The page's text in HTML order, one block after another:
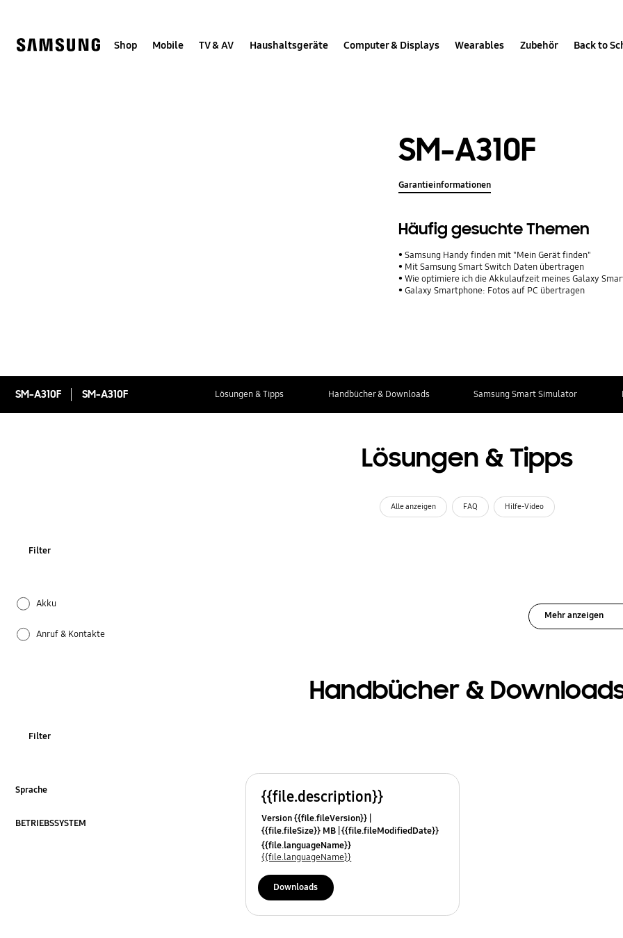
help
Shop Mobile TV & AV Haushaltsgeräte Computer & Displays Wearables Zubehör Back to
SM-A310F
Garantieinformationen
Häufig gesuchte Themen
Samsung Handy finden mit "Mein Gerät finden"
Mit Samsung Smart Switch Daten übertragen
Wie optimiere ich die Akkulaufzeit meines Galaxy
Galaxy Smartphone: Fotos auf PC übertragen
SM-A310F SM-A310F Lösungen & Tipps Handbücher & Downloads Samsung Smart Simulator
Lösungen & Tipps
Alle anzeigen FAQ Hilfe-Video
Filter
Akku
Anruf & Kontakte
Firmware-Update
Galaxy Apps
Mehr anzeigen
Handbücher &
Filter
Sprache
BETRIEBSSYSTEM
{{file.description}}
Version {{file.fileVersion}}
{{file.fileSize}} MB {{file.fileModifiedDate}}
{{file.osNames}}
{{file.languageName}}
{{file.languageName}}
Downloads